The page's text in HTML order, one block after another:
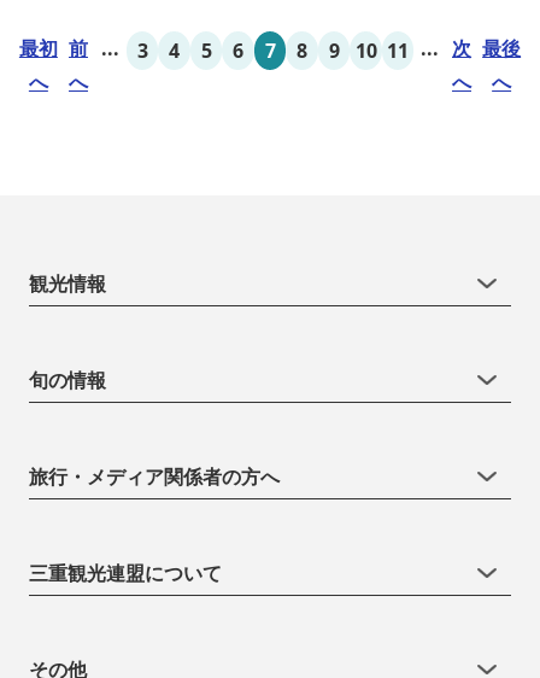
最初
へ
前
へ
... 3 4 5 6 7 8 9 10 11 ... 次
へ
最後
へ
観光情報
旬の情報
旅行・メディア関係者の方へ
三重観光連盟について
その他